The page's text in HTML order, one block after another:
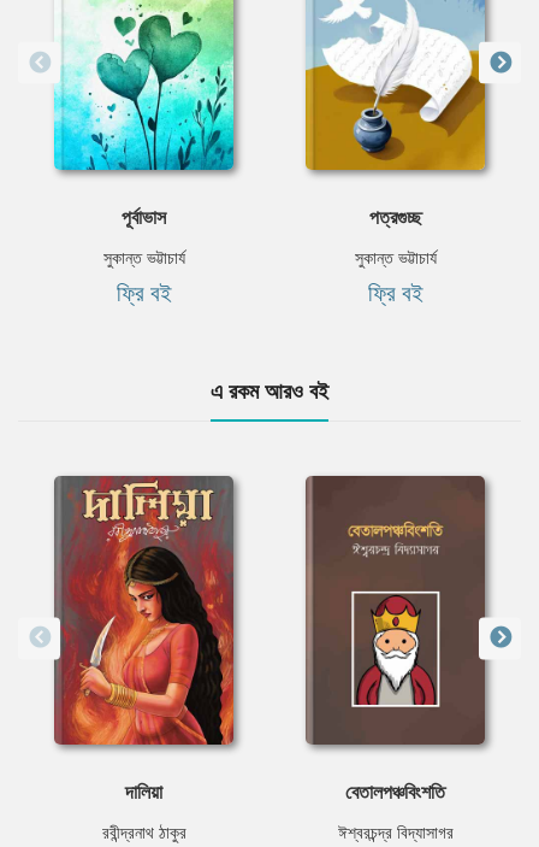
পূর্বাভাস
সুকান্ত ভট্টাচার্য
ফ্রি বই
পত্রগুচ্ছ
সুকান্ত ভট্টাচার্য
ফ্রি বই
এ রকম আরও বই
দালিয়া
রবীন্দ্রনাথ ঠাকুর
বেতালপঞ্চবিংশতি
ঈশ্বরচন্দ্র বিদ্যাসাগর